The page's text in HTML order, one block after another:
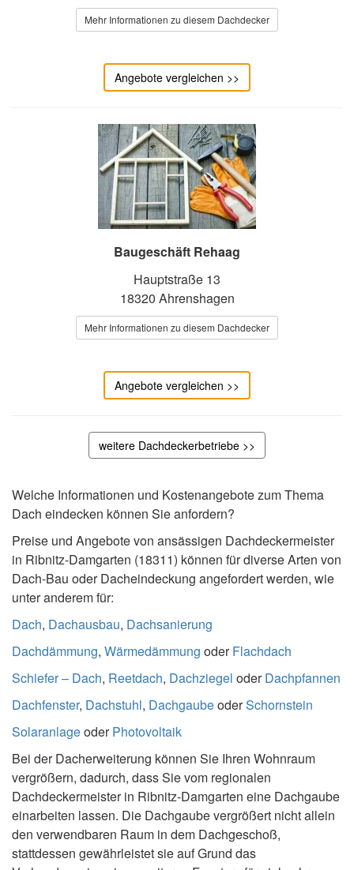
Mehr Informationen zu diesem Dachdecker
Angebote vergleichen >>
Baugeschäft Rehaag
Hauptstraße 13
18320 Ahrenshagen
Mehr Informationen zu diesem Dachdecker
Angebote vergleichen >>
weitere Dachdeckerbetriebe >>
Welche Informationen und Kostenangebote zum Thema
Dach eindecken können Sie anfordern?
Preise und Angebote von ansässigen Dachdeckermeister
in Ribnitz-Damgarten (18311) können für diverse Arten von
Dach-Bau oder Dacheindeckung angefordert werden, wie
unter anderem für:
Dach, Dachausbau, Dachsanierung
Dachdämmung, Wärmedämmung oderFlachdach
Schiefer – Dach, Reetdach, Dachziegel oderDachpfannen
Dachfenster, Dachstuhl, DachgaubeoderSchornstein
SolaranlageoderPhotovoltaik
Bei der Dacherweiterung können Sie Ihren Wohnraum
vergrößern, dadurch, dass Sie vom regionalen
Dachdeckermeister in Ribnitz-Damgarten eine Dachgaube
einarbeiten lassen. Die Dachgaube vergrößert nicht allein
den verwendbaren Raum in dem Dachgeschoß,
stattdessen gewährleistet sie auf Grund das